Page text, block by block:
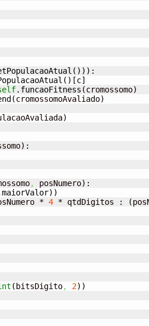
( ) ) ) :
( ) [c]
. funcaoFitness (cromossomo)
(cromossomoAvaliado)
)
) :
, posNumero) :
maiorValor) )
* 4 * qtdDigitos : (
( bitsDigito, 2) )